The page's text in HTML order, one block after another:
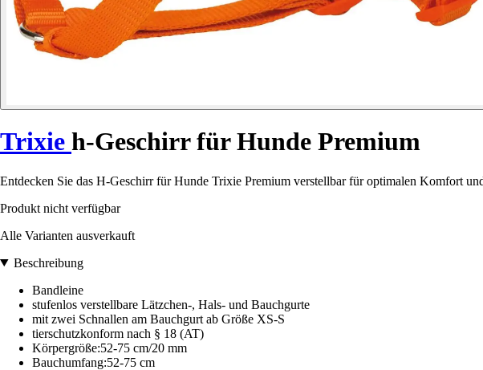
Trixie h-Geschirr für Hunde Premium
Entdecken Sie das H-Geschirr für Hunde Trixie Premium verstellbar für optimalen Komfort
Produkt nicht verfügbar
Alle Varianten ausverkauft
Beschreibung
Bandleine
stufenlos verstellbare Lätzchen-, Hals- und Bauchgurte
mit zwei Schnallen am Bauchgurt ab Größe XS-S
tierschutzkonform nach § 18 (AT)
Körpergröße:52-75 cm/20 mm
Bauchumfang:52-75 cm